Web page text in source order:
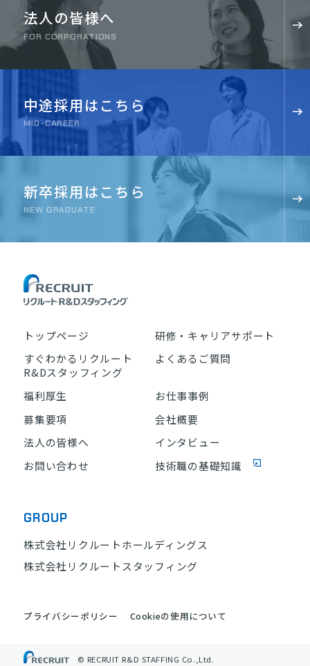
法人の皆様へ
FOR CORPORATIONS
中途採用はこちら
MID-CAREER
新卒採用はこちら
NEW GRADUATE
トップページ
研修・キャリアサポート
すぐわかるリクルート
R&Dスタッフィング
よくあるご質問
福利厚生
お仕事事例
募集要項
会社概要
法人の皆様へ
インタビュー
お問い合わせ
技術職の基礎知識
GROUP
株式会社リクルートホールディングス
株式会社リクルートスタッフィング
プライバシーポリシー Cookieの使用について
© RECRUIT R&D STAFFING Co.,Ltd.